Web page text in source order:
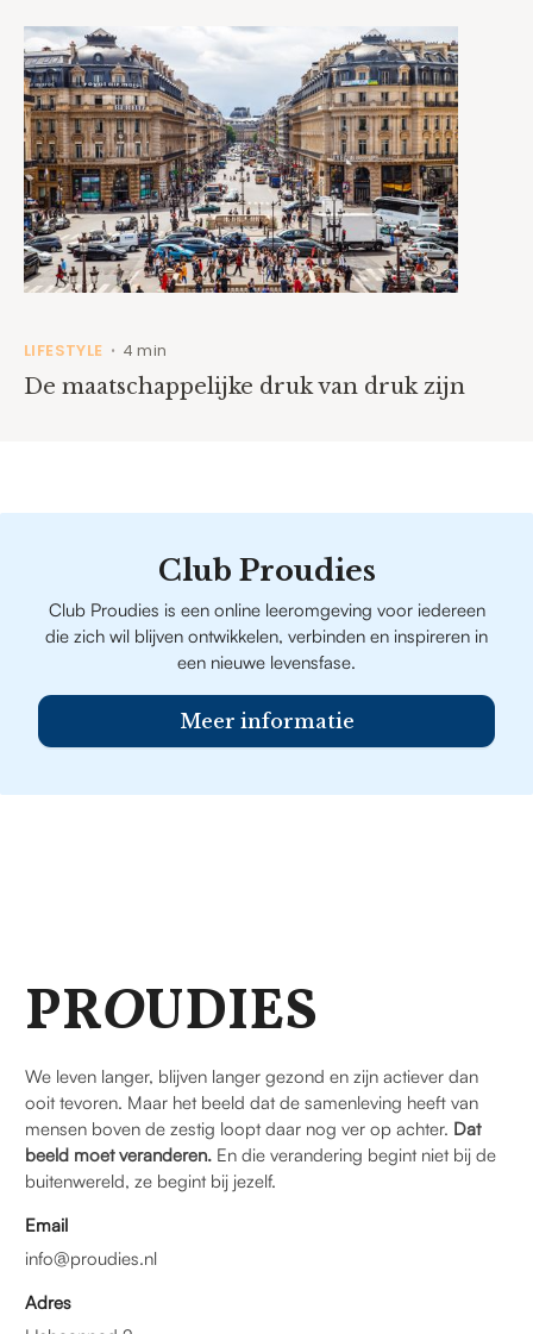
LIFESTYLE • 4 min
De maatschappelijke druk van druk zijn
Club Proudies
Club Proudies is een online leeromgeving voor iedereen
die zich wil blijven ontwikkelen, verbinden en inspireren in
een nieuwe levensfase.
Meer informatie
PROUDIES
We leven langer, blijven langer gezond en zijn actiever dan
ooit tevoren. Maar het beeld dat de samenleving heeft van
mensen boven de zestig loopt daar nog ver op achter. Dat
beeld moet veranderen. En die verandering begint niet bij de
buitenwereld, ze begint bij jezelf.
Email
info@proudies.nl
Adres